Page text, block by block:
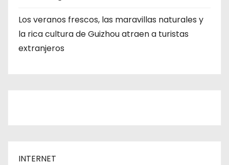
Los veranos frescos, las maravillas naturales y
la rica cultura de Guizhou atraen a turistas
extranjeros
INTERNET